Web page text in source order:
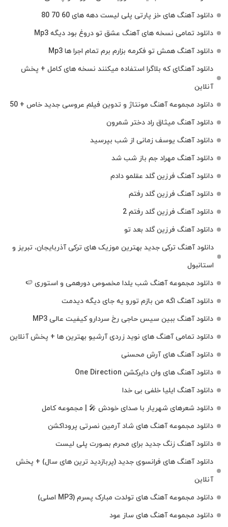
دانلود آهنگ های خز پارتی پلی لیست دهه های 60 70 80
دانلود تمامی نسخه های آهنگ عشق تو دروغ بود دیگه Mp3
دانلود آهنگ همش تو فکرمه بزارم برم تمام اجرا ها Mp3
دانلود آهنگای که بلاگرا استفاده میکنند نسخه های کامل + پخش
آنلاین
دانلود مجموعه آهنگ مونتاژ و تدوین فیلم عروسی جدید خاص + 50
دانلود آهنگ میثاق راد دختر شمرون
دانلود آهنگ یوسف زمانی از شب بپرسید
دانلود آهنگ مهراد جم باز شب شد
دانلود آهنگ فرزین گلد عقلمو دادم
دانلود آهنگ فرزین گلد رفتم
دانلود آهنگ فرزین گلد رفتم 2
دانلود آهنگ فرزین گلد بعد تو
دانلود آهنگ ترکی جدید بهترین موزیک‌ های ترکی آذربایجان، تبریز و
استانبول
دانلود مجموعه آهنگ شب یلدا مخصوص دورهمی و استوری 🍉
دانلود آهنگ اگه من بازم تورو یه جای دیگه دیدمت
دانلود آهنگ ببین سیس حاجی رخ سردارو کیفیت عالی MP3
دانلود تمامی آهنگ های نوید زردی آرشیو بهترین ها + پخش آنلاین
دانلود آهنگ های آرش محسنی
دانلود آهنگ های وان دایرکشن One Direction
دانلود آهنگ ایلیا خلفی بی خدا
دانلود شعرهای شهریار با صدای خودش 🎤 | مجموعه کامل
دانلود مجموعه آهنگ های شاد آرمین نصرتی پروداکشن
دانلود آهنگ زنگ جدید برای محرم بصورت پلی لیست
دانلود آهنگ های فرانسوی جدید (پربازدید ترین های سال) + پخش
آنلاین
دانلود مجموعه آهنگ های تولدت مبارک پسرم (MP3 اصلی)
دانلود مجموعه آهنگ های ساز عود